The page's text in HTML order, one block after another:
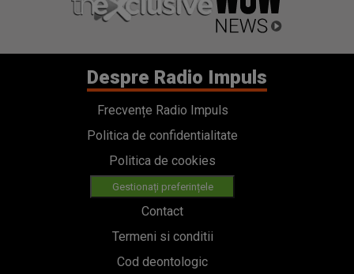
Despre Radio Impuls
Frecvențe Radio Impuls
Politica de confidentialitate
Politica de cookies
Gestionați preferințele
Contact
Termeni si conditii
Cod deontologic